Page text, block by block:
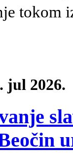
tokom
jul 2026.